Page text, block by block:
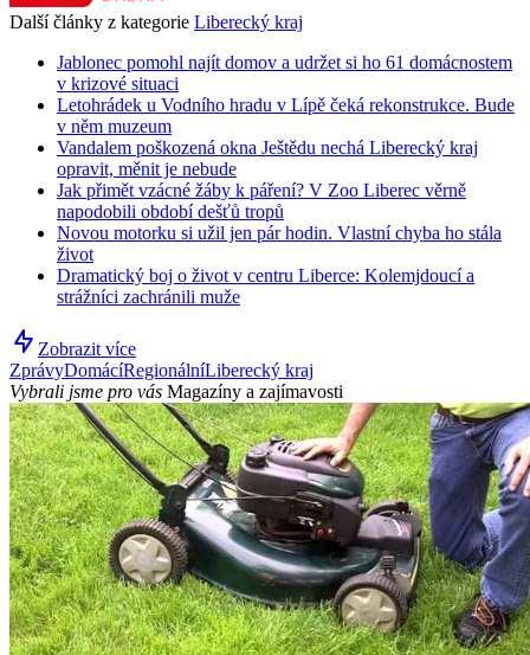
Další články z kategorie Liberecký kraj
Jablonec pomohl najít domov a udržet si ho 61 domácnostem
v krizové situaci
Letohrádek u Vodního hradu v Lípě čeká rekonstrukce. Bude
v něm muzeum
Vandalem poškozená okna Ještědu nechá Liberecký kraj
opravit, měnit je nebude
Jak přimět vzácné žáby k páření? V Zoo Liberec věrně
napodobili období dešťů tropů
Novou motorku si užil jen pár hodin. Vlastní chyba ho stála
život
Dramatický boj o život v centru Liberce: Kolemjdoucí a
strážníci zachránili muže
Zobrazit více
ZprávyDomácíRegionálníLiberecký kraj
Vybrali jsme pro vás Magazíny a zajímavosti